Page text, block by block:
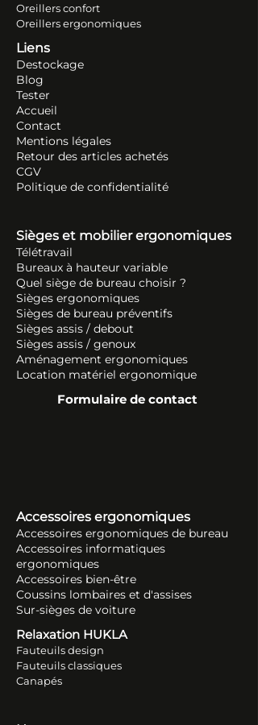
Oreillers confort
Oreillers ergonomiques
Liens
Destockage
Blog
Tester
Accueil
Contact
Mentions légales
Retour des articles achetés
CGV
Politique de confidentialité
Sièges et mobilier ergonomiques
Télétravail
Bureaux à hauteur variable
Quel siège de bureau choisir ?
Sièges ergonomiques
Sièges de bureau préventifs
Sièges assis / debout
Sièges assis / genoux
Aménagement ergonomiques
Location matériel ergonomique
Formulaire de contact
Accessoires ergonomiques
Accessoires ergonomiques de bureau
Accessoires informatiques
ergonomiques
Accessoires bien-être
Coussins lombaires et d'assises
Sur-sièges de voiture
Relaxation HUKLA
Fauteuils design
Fauteuils classiques
Canapés